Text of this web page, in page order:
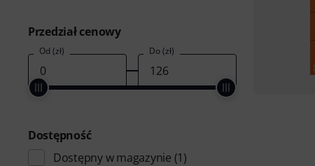
Przedział cenowy
Od (zł) Do (zł)
Dostępność
Dostępny w magazynie (1)